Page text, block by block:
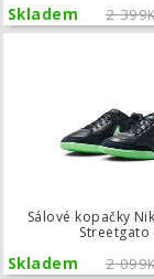
2 399
Skladem
Sálové kopačky
Streetgato
2 099
Skladem